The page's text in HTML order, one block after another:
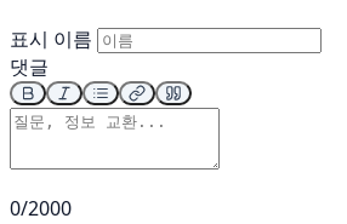
표시 이름
댓글
0/2000